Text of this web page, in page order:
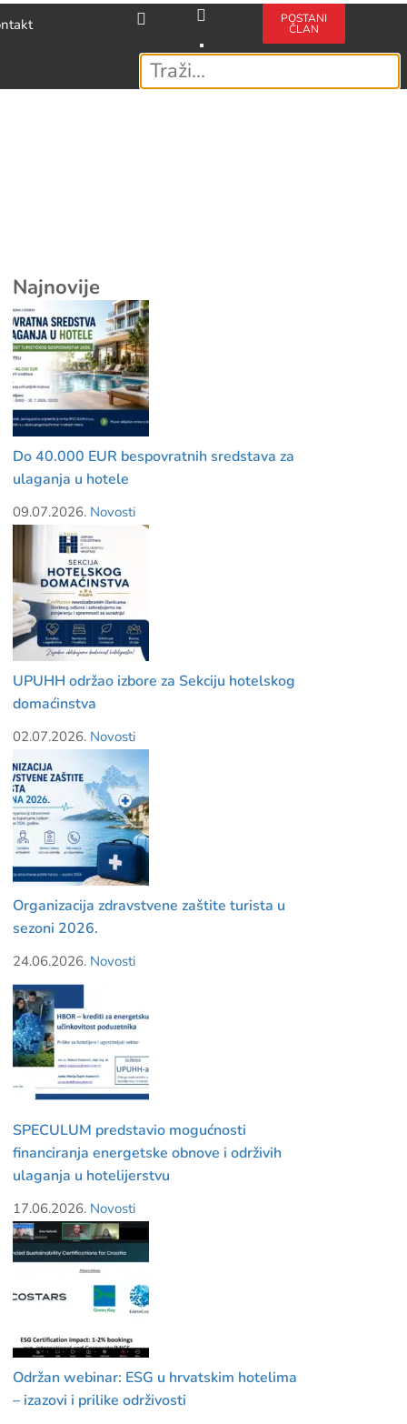
POSTANI
ČLAN
Najnovije
Do 40.000 EUR bespovratnih sredstava za
ulaganja u hotele
09.07.2026. Novosti
UPUHH održao izbore za Sekciju hotelskog
domaćinstva
02.07.2026. Novosti
Organizacija zdravstvene zaštite turista u
sezoni 2026.
24.06.2026. Novosti
SPECULUM predstavio mogućnosti
financiranja energetske obnove i održivih
ulaganja u hotelijerstvu
17.06.2026. Novosti
Održan webinar: ESG u hrvatskim hotelima
– izazovi i prilike održivosti